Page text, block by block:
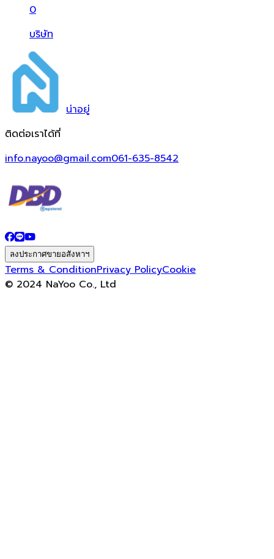
0
บริษัท
น่าอยู่
ติดต่อเราได้ที่
info.nayoo@gmail.com061-635-8542
ลงประกาศขายอสังหาฯ
Terms & ConditionPrivacy PolicyCookie
© 2024 NaYoo Co., Ltd